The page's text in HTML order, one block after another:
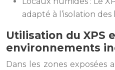
adapté à l’isolation
Utilisation du XPS
environnements
Dans les zones exposées